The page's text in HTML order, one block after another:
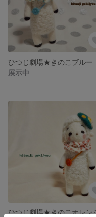
ひつじ劇場★きのこブルー
展示中
ひつじ劇場★きのこオレン